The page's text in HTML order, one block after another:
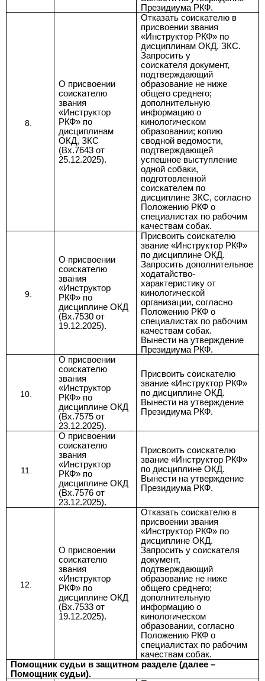
Президиума РКФ.
О присвоении
соискателю
звания
«Инструктор
РКФ» по
дисциплинам
ОКД, ЗКС
(Вх.7643 от
25.12.2025).
Отказать соискателю в
присвоениизвания
«Инструктор РКФ» по
дисциплинам ОКД, ЗКС.
Запросить у
соискателя документ,
подтверждающий
образование не ниже
общего среднего;
дополнительную
информацию о
кинологическом
образовании; копию
сводной ведомости,
подтверждающей
успешное выступление
одной собаки,
подготовленной
соискателем по
дисциплине ЗКС, согласно
Положению РКФ о
специалистах по рабочим
качествам собак.
О присвоении
соискателю
звания
«Инструктор
РКФ» по
дисциплине ОКД
(Вх.7530 от
19.12.2025).
Присвоить соискателю
звание«Инструктор РКФ»
по дисциплине ОКД.
Запросить дополнительное
ходатайство-
характеристику от
кинологической
организации, согласно
Положению РКФ о
специалистах по рабочим
качествам собак.
Вынести на утверждение
Президиума РКФ.
О присвоении
соискателю
звания
«Инструктор
РКФ» по
дисциплине ОКД
(Вх.7575 от
23.12.2025).
Присвоить соискателю
звание«Инструктор РКФ»
по дисциплине ОКД.
Вынести на утверждение
Президиума РКФ.
О присвоении
соискателю
звания
«Инструктор
РКФ» по
дисциплине ОКД
(Вх.7576 от
23.12.2025).
Присвоить соискателю
звание«Инструктор РКФ»
по дисциплине ОКД.
Вынести на утверждение
Президиума РКФ.
О присвоении
соискателю
звания
«Инструктор
РКФ» по
дисциплине ОКД
(Вх.7533 от
19.12.2025).
Отказать соискателю в
присвоениизвания
«Инструктор РКФ» по
дисциплине ОКД.
Запросить у соискателя
документ,
подтверждающий
образование не ниже
общего среднего;
дополнительную
информацию о
кинологическом
образовании, согласно
Положению РКФ о
специалистах по рабочим
качествам собак.
Помощник судьи в защитном разделе (далее –
Помощник судьи).